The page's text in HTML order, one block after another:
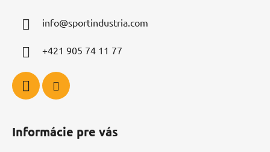
info@sportindustria.com
+421 905 74 11 77
Informácie pre vás